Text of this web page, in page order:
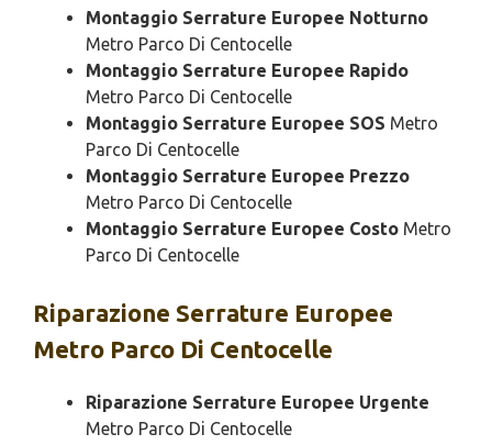
Montaggio Serrature Europee Notturno
Metro Parco Di Centocelle
Montaggio Serrature Europee Rapido
Metro Parco Di Centocelle
Montaggio Serrature Europee SOS Metro
Parco Di Centocelle
Montaggio Serrature Europee Prezzo
Metro Parco Di Centocelle
Montaggio Serrature Europee Costo Metro
Parco Di Centocelle
Riparazione Serrature Europee
Metro Parco Di Centocelle
Riparazione Serrature Europee Urgente
Metro Parco Di Centocelle